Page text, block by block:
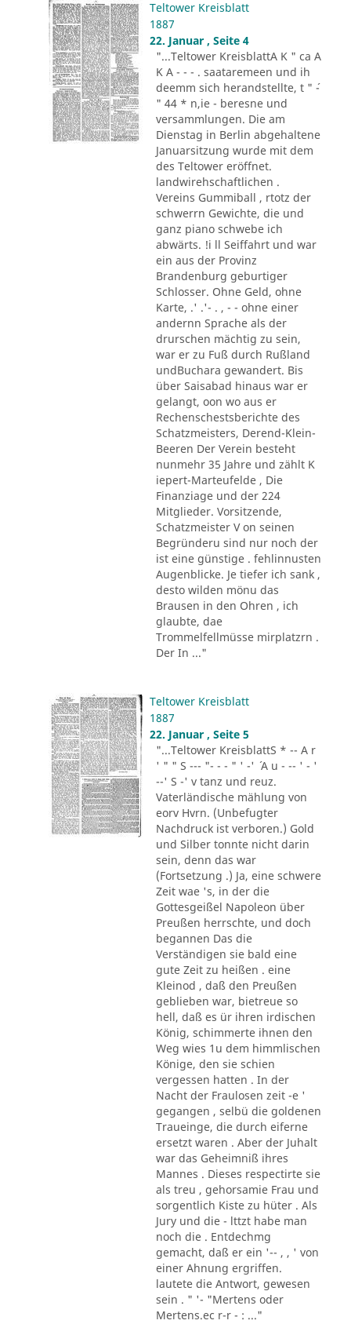
Teltower Kreisblatt
1887
22. Januar , Seite 4
"...Teltower KreisblattA K " ca A
K A - - - . saataremeen und ih
deemm sich herandstellte, t " ´-
" 44 * n,ie - beresne und
versammlungen. Die am
Dienstag in Berlin abgehaltene
Januarsitzung wurde mit dem
des Teltower eröffnet.
landwirehschaftlichen .
Vereins Gummiball , rtotz der
schwerrn Gewichte, die und
ganz piano schwebe ich
abwärts. !i ll Seiffahrt und war
ein aus der Provinz
Brandenburg geburtiger
Schlosser. Ohne Geld, ohne
Karte, .' .'- . , - - ohne einer
andernn Sprache als der
drurschen mächtig zu sein,
war er zu Fuß durch Rußland
undBuchara gewandert. Bis
über Saisabad hinaus war er
gelangt, oon wo aus er
Rechenschestsberichte des
Schatzmeisters, Derend-Klein-
Beeren Der Verein besteht
nunmehr 35 Jahre und zählt K
iepert-Marteufelde , Die
Finanziage und der 224
Mitglieder. Vorsitzende,
Schatzmeister V on seinen
Begründeru sind nur noch der
ist eine günstige . fehlinnusten
Augenblicke. Je tiefer ich sank ,
desto wilden mönu das
Brausen in den Ohren , ich
glaubte, dae
Trommelfellmüsse mirplatzrn .
Der In ..."
Teltower Kreisblatt
1887
22. Januar , Seite 5
"...Teltower KreisblattS * -- A r
' " " S --- "- - - " ' -' ´ A u - -- ' - '
--' S -' v tanz und reuz.
Vaterländische mählung von
eorv Hvrn. (Unbefugter
Nachdruck ist verboren.) Gold
und Silber tonnte nicht darin
sein, denn das war
(Fortsetzung .) Ja, eine schwere
Zeit wae 's, in der die
Gottesgeißel Napoleon über
Preußen herrschte, und doch
begannen Das die
Verständigen sie bald eine
gute Zeit zu heißen . eine
Kleinod , daß den Preußen
geblieben war, bietreue so
hell, daß es ür ihren irdischen
König, schimmerte ihnen den
Weg wies 1u dem himmlischen
Könige, den sie schien
vergessen hatten . In der
Nacht der Fraulosen zeit -e '
gegangen , selbü die goldenen
Traueinge, die durch eiferne
ersetzt waren . Aber der Juhalt
war das Geheimniß ihres
Mannes . Dieses respectirte sie
als treu , gehorsamie Frau und
sorgentlich Kiste zu hüter . Als
Jury und die - lttzt habe man
noch die . Entdechmg
gemacht, daß er ein '-- , , ' von
einer Ahnung ergriffen.
lautete die Antwort, gewesen
sein . " '- "Mertens oder
Mertens.ec r-r - : ..."